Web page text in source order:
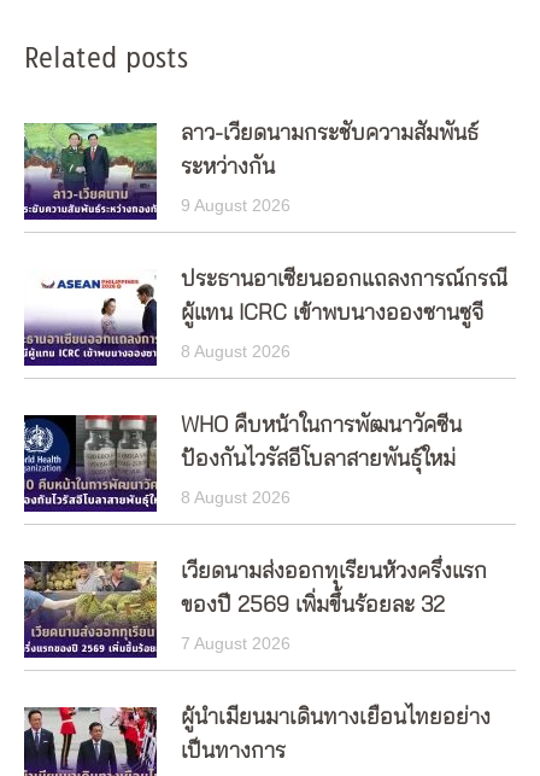
Related posts
ลาว-เวียดนามกระชับความสัมพันธ์
ระหว่างกัน
9 August 2026
ประธานอาเซียนออกแถลงการณ์กรณี
ผู้แทน ICRC เข้าพบนางอองซานซูจี
8 August 2026
WHO คืบหน้าในการพัฒนาวัคซีน
ป้องกันไวรัสอีโบลาสายพันธุ์ใหม่
8 August 2026
เวียดนามส่งออกทุเรียนห้วงครึ่งแรก
ของปี 2569 เพิ่มขึ้นร้อยละ 32
7 August 2026
ผู้นำเมียนมาเดินทางเยือนไทยอย่าง
เป็นทางการ